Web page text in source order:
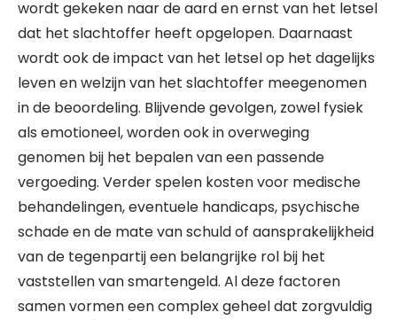
wordt gekeken naar de aard en ernst van het letsel
dat het slachtoffer heeft opgelopen. Daarnaast
wordt ook de impact van het letsel op het dagelijks
leven en welzijn van het slachtoffer meegenomen
in de beoordeling. Blijvende gevolgen, zowel fysiek
als emotioneel, worden ook in overweging
genomen bij het bepalen van een passende
vergoeding. Verder spelen kosten voor medische
behandelingen, eventuele handicaps, psychische
schade en de mate van schuld of aansprakelijkheid
van de tegenpartij een belangrijke rol bij het
vaststellen van smartengeld. Al deze factoren
samen vormen een complex geheel dat zorgvuldig